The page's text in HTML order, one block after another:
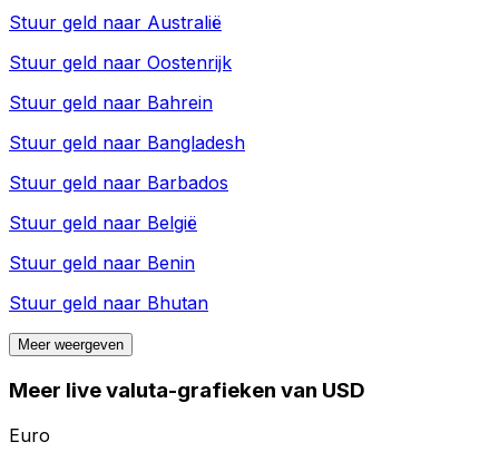
Stuur geld naar Australië
Stuur geld naar Oostenrijk
Stuur geld naar Bahrein
Stuur geld naar Bangladesh
Stuur geld naar Barbados
Stuur geld naar België
Stuur geld naar Benin
Stuur geld naar Bhutan
Meer weergeven
Meer live valuta-grafieken van USD
Euro